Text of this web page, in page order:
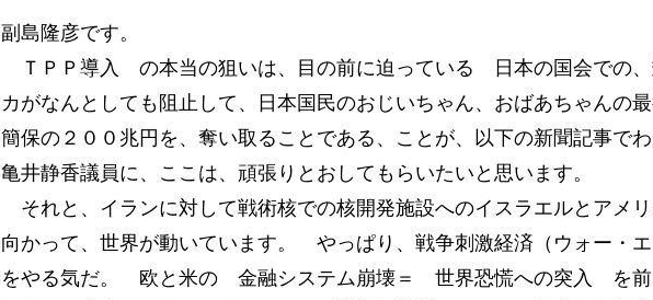
副島隆彦です。
ＴＰＰ導入 の本当の狙いは、目の前に迫っている 日本の国会での、
カがなんとしても阻止して、日本国民のおじいちゃん、おばあちゃんの
簡保の２００兆円を、奪い取ることである、ことが、以下の新聞記事で
亀井静香議員に、ここは、頑張りとおしてもらいたいと思います。
それと、イランに対して戦術核での核開発施設へのイスラエルとアメ
向かって、世界が動いています。 やっぱり、戦争刺激経済（ウォー・
をやる気だ。 欧と米の 金融システム崩壊＝ 世界恐慌への突入 を前